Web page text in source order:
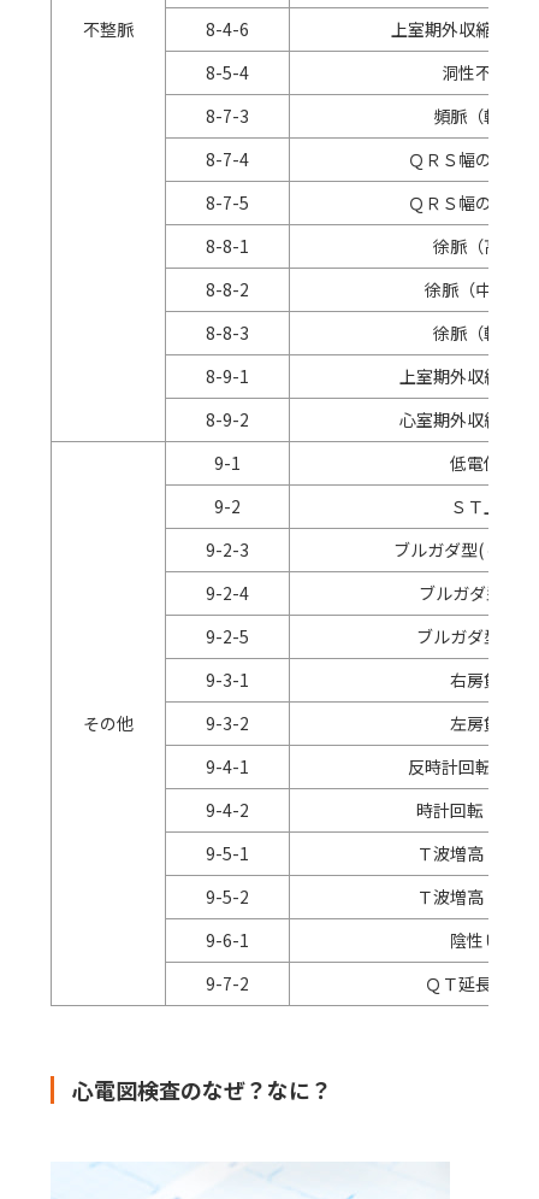
不整脈 8-4-6
上室期外収縮（多
8-5-4
洞性不整脈
8-7-3
頻脈（軽度）
8-7-4
ＱＲＳ幅の広い
8-7-5
ＱＲＳ幅の狭い
8-8-1
徐脈（高度）
8-8-2
徐脈（中等度
8-8-3
徐脈（軽度）
8-9-1
上室期外収縮（散
8-9-2
心室期外収縮（散
その他
9-1
低電位差
9-2
ＳＴ上昇
9-2-3
ブルガダ型(ｃｏｖ
9-2-4
ブルガダ型
9-2-5
ブルガダ型の疑
9-3-1
右房負荷
9-3-2
左房負荷
9-4-1
反時計回転（正
9-4-2
時計回転（正常
9-5-1
Ｔ波増高（高度
9-5-2
Ｔ波増高（軽度
9-6-1
陰性Ｕ波
9-7-2
ＱＴ延長の疑
心電図検査のなぜ？なに？